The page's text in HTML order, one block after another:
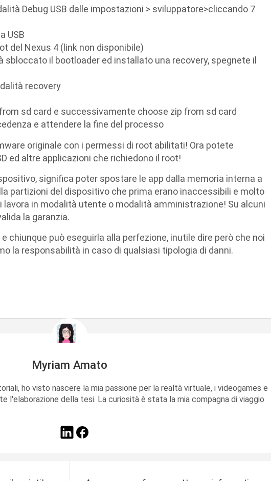
Debug USB dalle impostazioni > sviluppatore>cliccando 7
USB
del Nexus 4 (link non disponibile)
sbloccato il bootloader ed installato una recovery, spegnete il
recovery
sd card e successivamente choose zip from sd card
e attendere la fine del processo
originale con i permessi di root abilitati! Ora potete
ed altre applicazioni che richiedono il root!
significa poter spostare le app dalla memoria interna a
partizioni del dispositivo che prima erano inaccessibili e molto
lavora in modalità utente o modalità amministrazione! Su alcuni
la garanzia.
chiunque può eseguirla alla perfezione, inutile dire però che noi
la responsabilità in caso di qualsiasi tipologia di danni.
Myriam Amato
ho visto nascere la mia passione per la realtà virtuale, i videogames e
l'elaborazione della tesi. La curiosità è stata la mia compagna di viaggio